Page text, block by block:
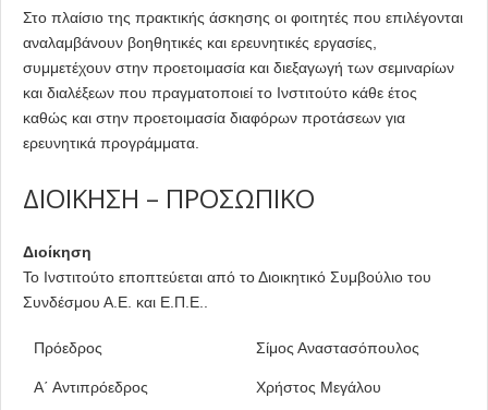
Στο πλαίσιο της πρακτικής άσκησης οι φοιτητές που επιλέγονται
αναλαμβάνουν βοηθητικές και ερευνητικές εργασίες,
συμμετέχουν στην προετοιμασία και διεξαγωγή των σεμιναρίων
και διαλέξεων που πραγματοποιεί το Ινστιτούτο κάθε έτος
καθώς και στην προετοιμασία διαφόρων προτάσεων για
ερευνητικά προγράμματα.
ΔΙΟΙΚΗΣΗ – ΠΡΟΣΩΠΙΚΟ
Διοίκηση
Το Ινστιτούτο εποπτεύεται από το Διοικητικό Συμβούλιο του
Συνδέσμου Α.Ε. και Ε.Π.Ε..
Πρόεδρος Σίμος Αναστασόπουλος
Α΄ Αντιπρόεδρος Χρήστος Μεγάλου